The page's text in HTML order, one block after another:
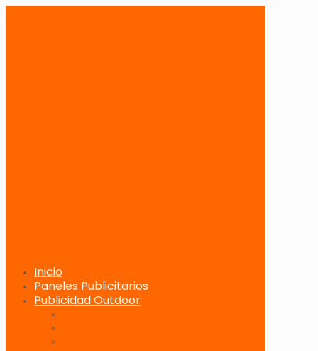
Inicio
Paneles Publicitarios
Publicidad Outdoor